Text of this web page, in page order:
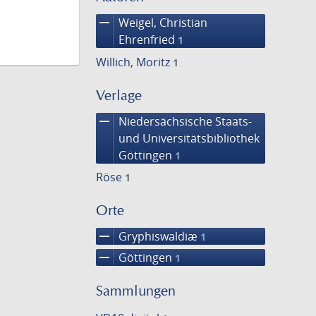
remove Weigel, Christian
Ehrenfried 1
Willich, Moritz 1
Verlage
remove
Niedersächsische Staats-
und Universitätsbibliothek
Göttingen 1
Röse 1
Orte
remove Gryphiswaldiæ 1
remove Göttingen 1
Sammlungen